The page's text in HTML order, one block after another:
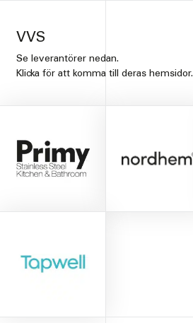
VVS
Se leverantörer nedan.
Klicka för att komma till deras hemsidor.